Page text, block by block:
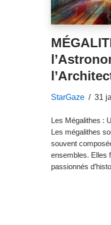
StarGaze 31
Les Mégalithes :
Les mégalithes
souvent
ensembles. Elles
passionnés